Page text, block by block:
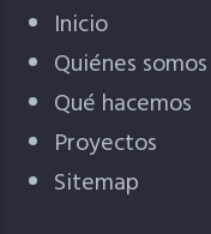
Inicio
Quiénes somos
Qué hacemos
Proyectos
Sitemap